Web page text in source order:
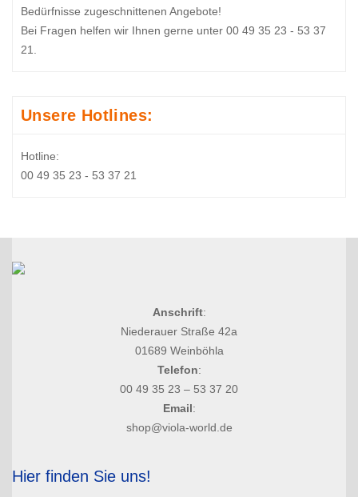
Bedürfnisse zugeschnittenen Angebote!
Bei Fragen helfen wir Ihnen gerne unter 00 49 35 23 - 53 37
21.
Unsere Hotlines:
Hotline:
00 49 35 23 - 53 37 21
Anschrift:
Niederauer Straße 42a
01689 Weinböhla
Telefon:
00 49 35 23 – 53 37 20
Email:
shop@viola-world.de
Hier finden Sie uns!